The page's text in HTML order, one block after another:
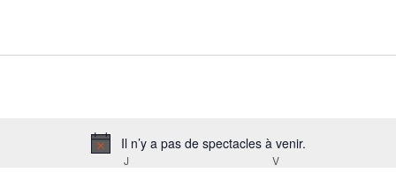
Notice
Il n’y a pas de spectacles à venir.
J V